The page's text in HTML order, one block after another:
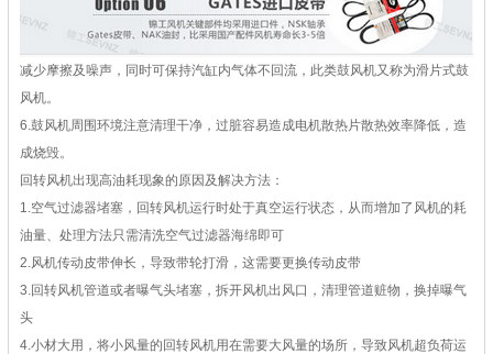
减少摩擦及噪声，同时可保持汽缸内气体不回流，此类鼓风机又称为滑片式鼓
风机。
6.鼓风机周围环境注意清理干净，过脏容易造成电机散热片散热效率降低，造
成烧毁。
回转风机出现高油耗现象的原因及解决方法：
1.空气过滤器堵塞，回转风机运行时处于真空运行状态，从而增加了风机的耗
油量、处理方法只需清洗空气过滤器海绵即可
2.风机传动皮带伸长，导致带轮打滑，这需要更换传动皮带
3.回转风机管道或者曝气头堵塞，拆开风机出风口，清理管道赃物，换掉曝气
头
4.小材大用，将小风量的回转风机用在需要大风量的场所，导致风机超负荷运